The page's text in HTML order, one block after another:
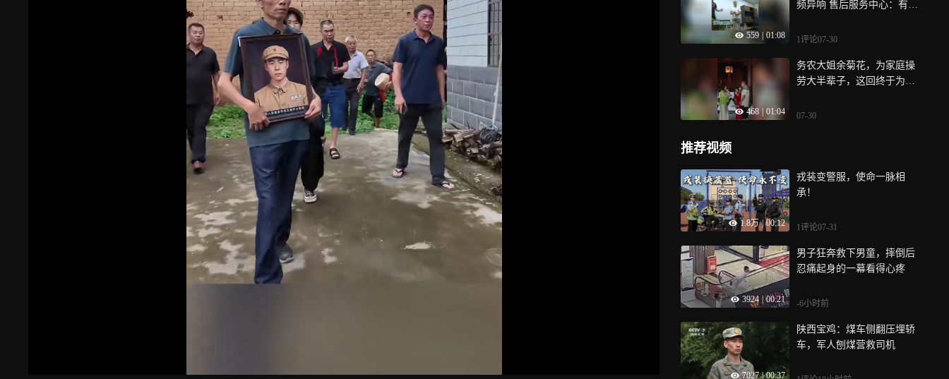
559 01:08
频异响 售后服务中心：有几
辆响的地方不一样了
1评论07-30
468 | 01:04
务农大姐余菊花，为家庭操
劳大半辈子，这回终于为自
“秀”了一把恩爱，羡煞旁人
07-30
推荐视频
1.8万 | 00:12
戎装变警服，使命一脉相
承！
1评论07-31
3924 00:21
男子狂奔救下男童，摔倒后
忍痛起身的一幕看得心疼
-6小时前
7027 | 00:37
陕西宝鸡：煤车侧翻压埋轿
车，军人刨煤营救司机